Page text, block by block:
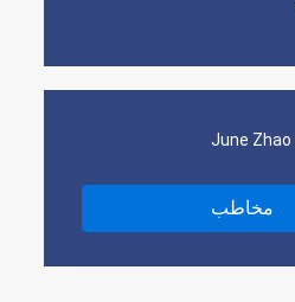
June Zhao
مخاطب